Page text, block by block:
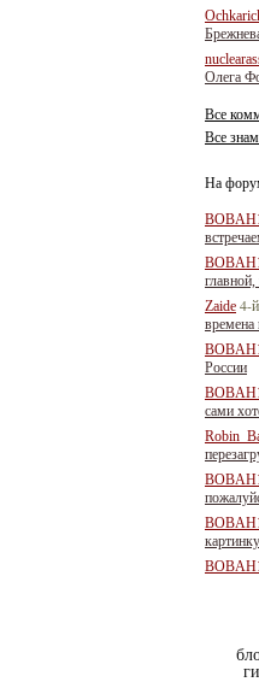
Олега
Все
Все
На
Zaide 4-й
России
сами